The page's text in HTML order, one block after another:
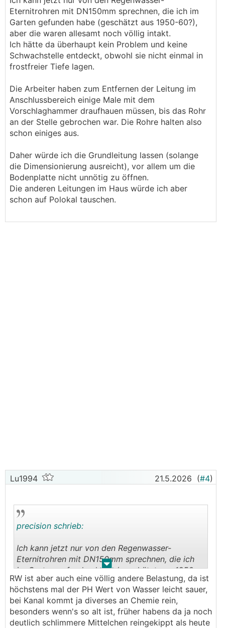
Eternitrohren mit DN150mm sprechnen, die ich im
Garten gefunden habe (geschätzt aus 1950-60?),
aber die waren allesamt noch völlig intakt.
Ich hätte da überhaupt kein Problem und keine
Schwachstelle entdeckt, obwohl sie nicht einmal in
frostfreier Tiefe lagen.
Die Arbeiter haben zum Entfernen der Leitung im
Anschlussbereich einige Male mit dem
Vorschlaghammer draufhauen müssen, bis das Rohr
an der Stelle gebrochen war. Die Rohre halten also
schon einiges aus.
Daher würde ich die Grundleitung lassen (solange
die Dimensionierung ausreicht), vor allem um die
Bodenplatte nicht unnötig zu öffnen.
Die anderen Leitungen im Haus würde ich aber
schon auf Polokal tauschen.
Lu1994 21.5.2026 (#4)
. .
precision schrieb:
Ich kann jetzt nur von den Regenwasser-
Eternitrohren mit DN150mm sprechnen, die ich
im Garten gefunden habe (geschätzt aus 1950-
60?), aber die waren allesamt noch völlig intakt.
Ich hätte da überhaupt kein Problem und keine
Schwachstelle entdeckt, obwohl sie nicht einmal
in frostfreier Tiefe lagen.
RW ist aber auch eine völlig andere Belastung, da ist
höchstens mal der PH Wert von Wasser leicht sauer,
bei Kanal kommt ja diverses an Chemie rein,
besonders wenn's so alt ist, früher habens da ja noch
deutlich schlimmere Mittelchen reingekippt als heute